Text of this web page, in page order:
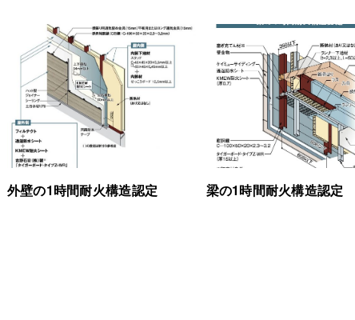
外壁の1時間耐火構造認定 梁の1時間耐火構造認定